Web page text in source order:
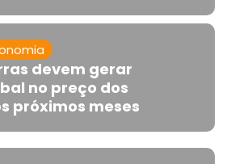
devem gerar
no preço dos
próximos meses